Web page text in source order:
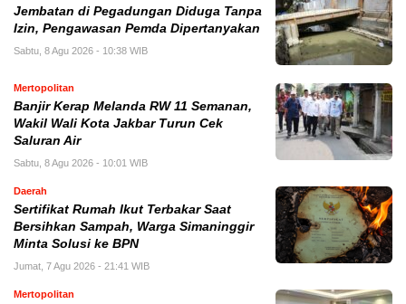
Jembatan di Pegadungan Diduga Tanpa
Izin, Pengawasan Pemda Dipertanyakan
Sabtu, 8 Agu 2026 - 10:38 WIB
Mertopolitan
Banjir Kerap Melanda RW 11 Semanan,
Wakil Wali Kota Jakbar Turun Cek
Saluran Air
Sabtu, 8 Agu 2026 - 10:01 WIB
Daerah
Sertifikat Rumah Ikut Terbakar Saat
Bersihkan Sampah, Warga Simaninggir
Minta Solusi ke BPN
Jumat, 7 Agu 2026 - 21:41 WIB
Mertopolitan